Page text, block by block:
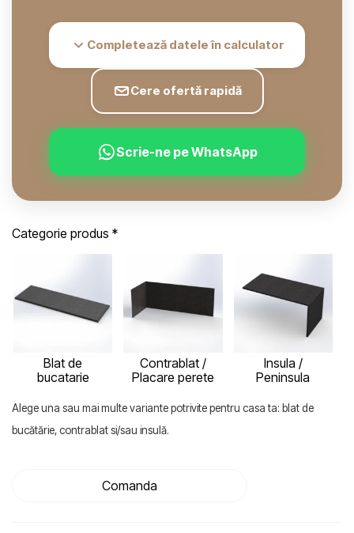
Completează datele în calculator
Cere ofertă rapidă
Scrie-ne pe WhatsApp
Categorie produs *
Blat de
bucatarie
Contrablat /
Placare perete
Insula /
Peninsula
Alege una sau mai multe variante potrivite pentru casa ta: blat de
bucătărie, contrablat si/sau insulă.
Comanda